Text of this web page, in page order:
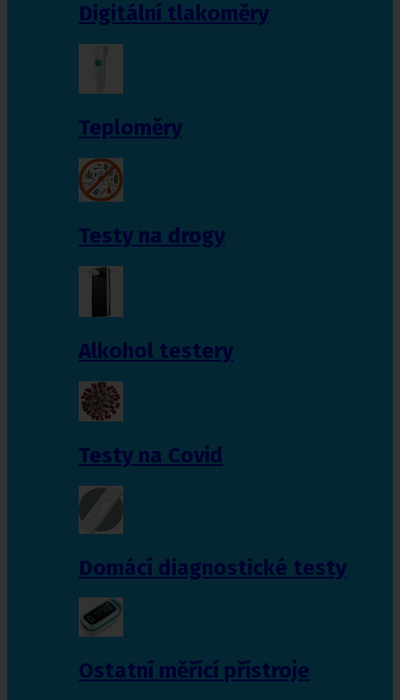
Digitální tlakoměry
Teploměry
Testy na drogy
Alkohol testery
Testy na Covid
Domácí diagnostické testy
Ostatní měřící přístroje